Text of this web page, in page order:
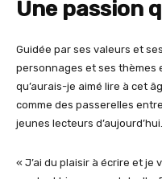
Une passion
Guidée par ses valeurs et
personnages et ses thèmes
qu’aurais-je aimé lire à cet
comme des passerelles
jeunes lecteurs d’aujourd’hui.
« J’ai du plaisir à écrire et je